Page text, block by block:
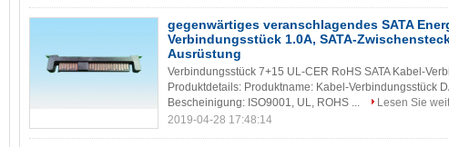
gegenwärtiges veranschlagendes SATA
Verbindungsstück 1.0A, SATA-
Ausrüstung
Verbindungsstück 7+15 UL-CER RoHS SATA Kabel-
Produktdetails: Produktname: Kabel-Verbindungsstück
Bescheinigung: ISO9001, UL, ROHS ...
Lesen Sie
2019-04-28 17:48:14